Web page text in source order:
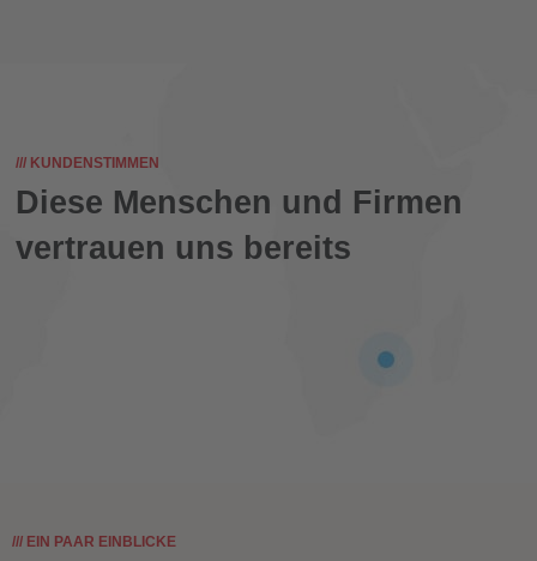
/// KUNDENSTIMMEN
Diese Menschen und Firmen
vertrauen uns bereits
/// EIN PAAR EINBLICKE